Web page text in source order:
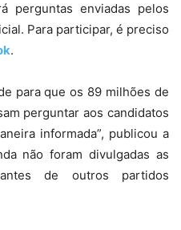
perguntas enviadas pelos
Para participar, é preciso
.
para que os 89 milhões de
perguntar aos candidatos
informada”, publicou a
não foram divulgadas as
de outros partidos